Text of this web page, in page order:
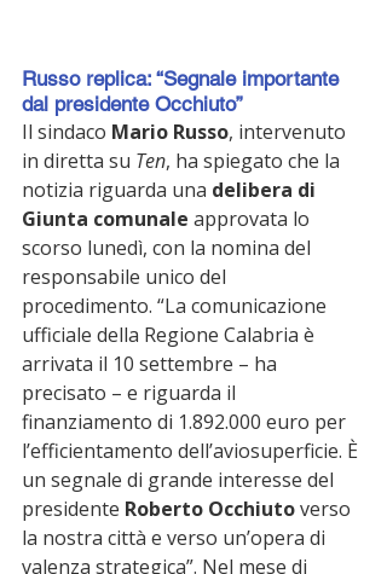
Russo replica: “Segnale importante
dal presidente Occhiuto”
Il sindaco Mario Russo, intervenuto
in diretta su Ten, ha spiegato che la
notizia riguarda una delibera di
Giunta comunale approvata lo
scorso lunedì, con la nomina del
responsabile unico del
procedimento. “La comunicazione
ufficiale della Regione Calabria è
arrivata il 10 settembre – ha
precisato – e riguarda il
finanziamento di 1.892.000 euro per
l’efficientamento dell’aviosuperficie. È
un segnale di grande interesse del
presidente Roberto Occhiuto verso
la nostra città e verso un’opera di
valenza strategica”. Nel mese di